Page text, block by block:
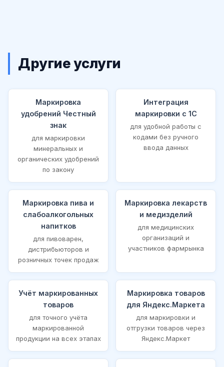
Другие услуги
Маркировка
удобрений Честный
знак
для маркировки
минеральных и
органических удобрений
по закону
Интеграция
маркировки с 1С
для удобной работы с
кодами без ручного
ввода данных
Маркировка пива и
слабоалкогольных
напитков
для пивоварен,
дистрибьюторов и
розничных точек продаж
Маркировка лекарств
и медизделий
для медицинских
организаций и
участников фармрынка
Учёт маркированных
товаров
для точного учёта
маркированной
продукции на всех этапах
Маркировка товаров
для Яндекс.Маркета
для маркировки и
отгрузки товаров через
Яндекс.Маркет